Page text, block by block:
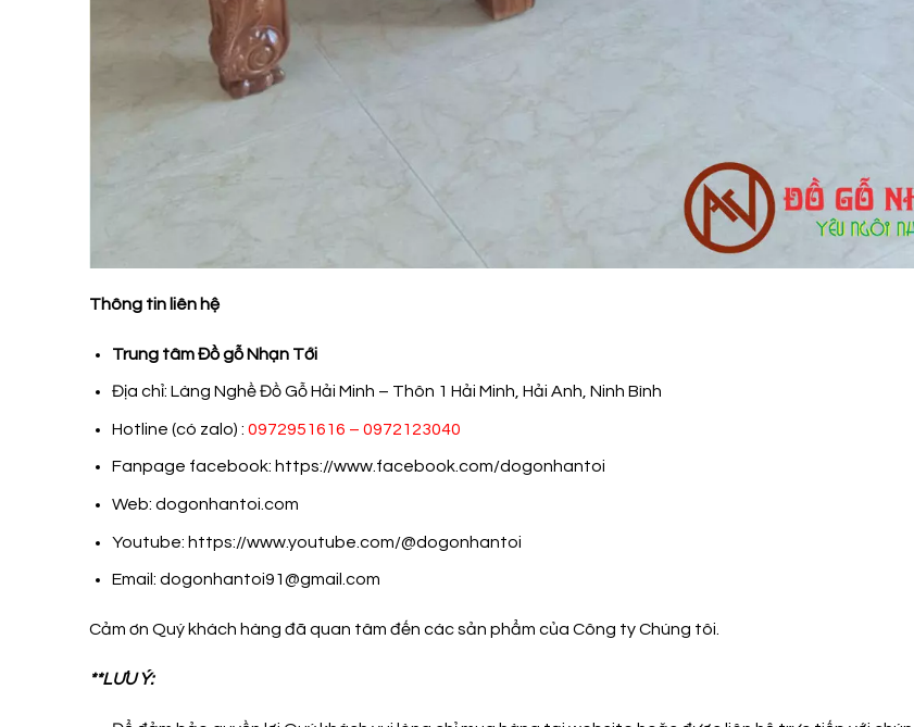
Thông tin liên hệ
Trung tâm Đồ gỗ Nhạn Tới
Địa chỉ: Làng Nghề Đồ Gỗ Hải Minh – Thôn 1 Hải Minh, Hải Anh, Ninh Bình
Hotline (có zalo) : 0972951616 – 0972123040
Fanpage facebook: https://www.facebook.com/dogonhantoi
Web: dogonhantoi.com
Youtube: https://www.youtube.com/@dogonhantoi
Email: dogonhantoi91@gmail.com
Cảm ơn Quý khách hàng đã quan tâm đến các sản phẩm của Công ty Chúng tôi.
**LƯU Ý: